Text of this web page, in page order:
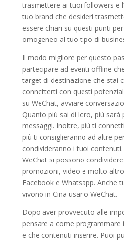
trasmettere ai tuoi followers e
tuo brand che desideri
essere chiari su questi punti
omogeneo al tuo tipo di
Il modo migliore per questo
partecipare ad eventi offline
target di destinazione che stai
connetterti con questi
su WeChat, avviare
Quanto più sai di loro, più sarà
messaggi. Inoltre, più ti
più ti consiglieranno ad altre
condivideranno i tuoi
WeChat si possono
promozioni, video e molto altro.
Facebook e Whatsapp. Anche
vivono in Cina usano WeChat.
Dopo aver provveduto alle
pensare a come programmare
e che contenuti inserire. Puoi